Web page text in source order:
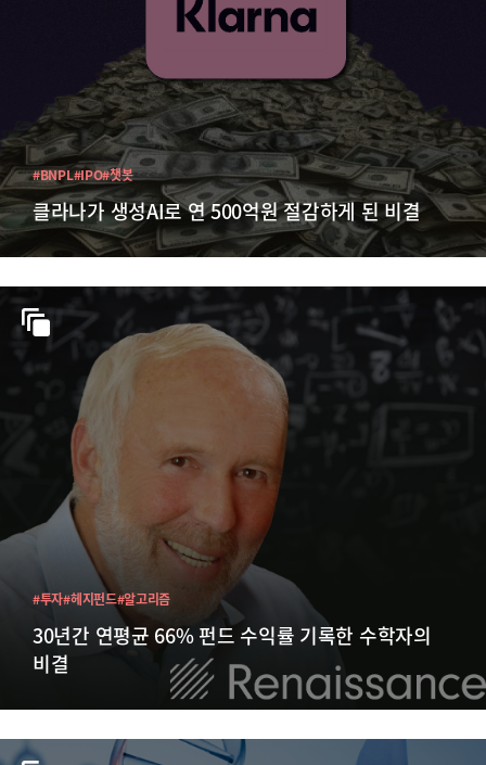
클라나가 생성AI로 연 500억원 절감하게 된 비결
#BNPL#IPO#챗봇
30년간 연평균 66% 펀드 수익률 기록한 수학자의
비결
#투자#헤지펀드#알고리즘